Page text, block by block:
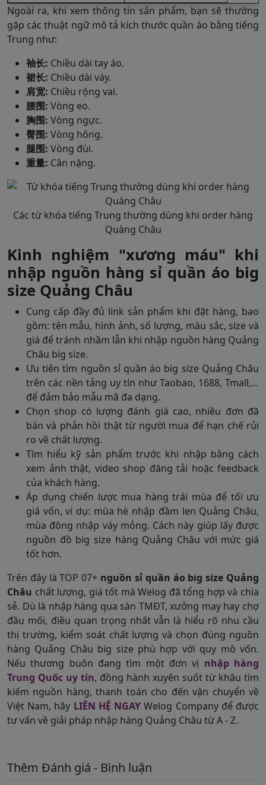
Ngoài ra, khi xem thông tin sản phẩm, bạn sẽ thường
gặp các thuật ngữ mô tả kích thước quần áo bằng tiếng
Trung như:
袖长: Chiều dài tay áo.
裙长: Chiều dài váy.
肩宽: Chiều rộng vai.
腰围: Vòng eo.
胸围: Vòng ngực.
臀围: Vòng hông.
腿围: Vòng đùi.
重量: Cân nặng.
Các từ khóa tiếng Trung thường dùng khi order hàng
Quàng Châu
Kinh nghiệm "xương máu" khi
nhập nguồn hàng sỉ quần áo big
size Quảng Châu
Cung cấp đầy đủ link sản phẩm khi đặt hàng, bao
gồm: tên mẫu, hình ảnh, số lượng, màu sắc, size và
giá để tránh nhầm lẫn khi nhập nguồn hàng Quảng
Châu big size.
Ưu tiên tìm nguồn sỉ quần áo big size Quảng Châu
trên các nền tảng uy tín như Taobao, 1688, Tmall,…
để đảm bảo mẫu mã đa dạng.
Chọn shop có lượng đánh giá cao, nhiều đơn đã
bán và phản hồi thật từ người mua để hạn chế rủi
ro về chất lượng.
Tìm hiểu kỹ sản phẩm trước khi nhập bằng cách
xem ảnh thật, video shop đăng tải hoặc feedback
của khách hàng.
Áp dụng chiến lược mua hàng trái mùa để tối ưu
giá vốn, ví dụ: mùa hè nhập đầm len Quảng Châu,
mùa đông nhập váy mỏng. Cách này giúp lấy được
nguồn đồ big size hàng Quảng Châu với mức giá
tốt hơn.
Trên đây là TOP 07+ nguồn sỉ quần áo big size Quảng
Châu chất lượng, giá tốt mà Welog đã tổng hợp và chia
sẻ. Dù là nhập hàng qua sàn TMĐT, xưởng may hay chợ
đầu mối, điều quan trọng nhất vẫn là hiểu rõ nhu cầu
thị trường, kiểm soát chất lượng và chọn đúng nguồn
hàng Quảng Châu big size phù hợp với quy mô vốn.
Nếu thương buôn đang tìm một đơn vị nhập hàng
Trung Quốc uy tín, đồng hành xuyên suốt từ khâu tìm
kiếm nguồn hàng, thanh toán cho đến vận chuyển về
Việt Nam, hãy LIÊN HỆ NGAY Welog Company để được
tư vấn về giải pháp nhập hàng Quảng Châu từ A - Z.
Thêm Đánh giá - Bình luận